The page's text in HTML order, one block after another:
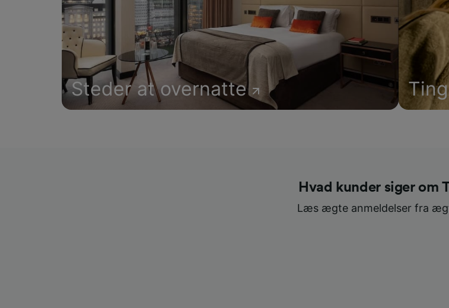
Steder at overnatte
Hvad kunder siger om
Læs ægte anmeldelser fra